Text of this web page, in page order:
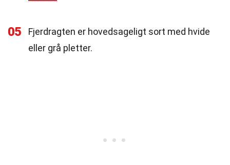
05
Fjerdragten er hovedsageligt sort med hvide
eller grå pletter.